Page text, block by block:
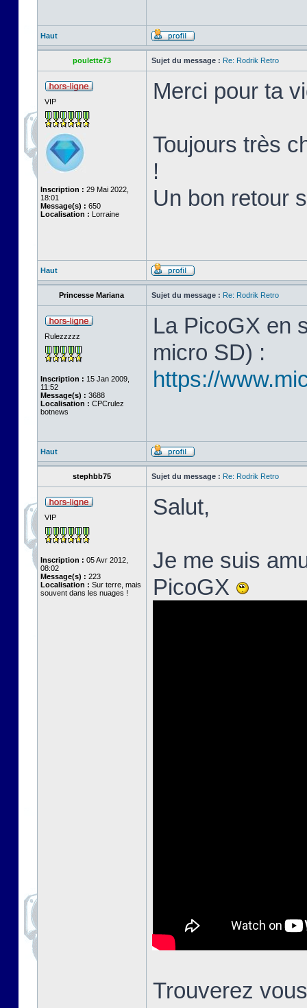
Haut
poulette73 Sujet du message : Re: Rodrik Retro
VIP
Inscription : 29 Mai 2022,
18:01
Message(s) : 650
Localisation : Lorraine
Merci pour ta
Toujours très
!
Un bon retour
Haut
Princesse Mariana Sujet du message : Re: Rodrik Retro
Rulezzzzz
Inscription : 15 Jan 2009,
11:52
Message(s) : 3688
Localisation : CPCrulez
botnews
La PicoGX en
micro SD) :
https://
Haut
stephbb75 Sujet du message : Re: Rodrik Retro
VIP
Inscription : 05 Avr 2012,
08:02
Message(s) : 223
Localisation : Sur terre, mais
souvent dans les nuages !
Salut,
Je me suis
PicoGX
Trouverez